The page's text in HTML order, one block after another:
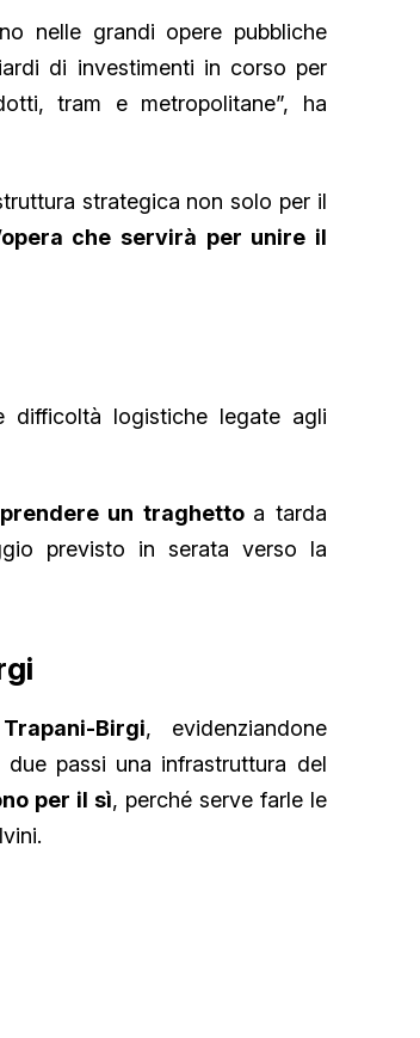
nelle grandi opere pubbliche
di investimenti in corso per
tram e metropolitane”, ha
strategica non solo per il
che servirà per unire il
difficoltà logistiche legate agli
prendere un traghetto a tarda
previsto in serata verso la
Birgi, evidenziandone
passi una infrastruttura del
per il sì, perché serve farle le